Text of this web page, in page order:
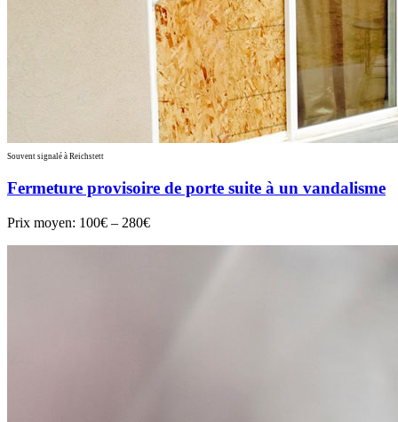
Souvent signalé à Reichstett
Fermeture provisoire de porte suite à un vandalisme
Prix moyen: 100€ – 280€